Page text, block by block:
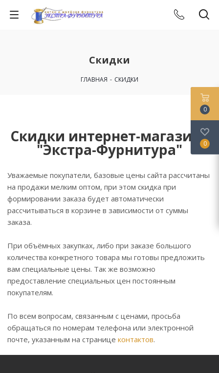
Скидки
ГЛАВНАЯ - СКИДКИ
Скидки интернет-магазина
"Экстра-Фурнитура"
Уважаемые покупатели, базовые цены сайта рассчитаны
на продажи мелким оптом, при этом скидка при
формировании заказа будет автоматически
рассчитываться в корзине в зависимости от суммы
заказа.
При объёмных закупках, либо при заказе большого
количества конкретного товара мы готовы предложить
вам специальные цены. Так же возможно
предоставление специальных цен постоянным
покупателям.
По всем вопросам, связанным с ценами, просьба
обращаться по номерам телефона или электронной
почте, указанным на странице контактов.
0
0